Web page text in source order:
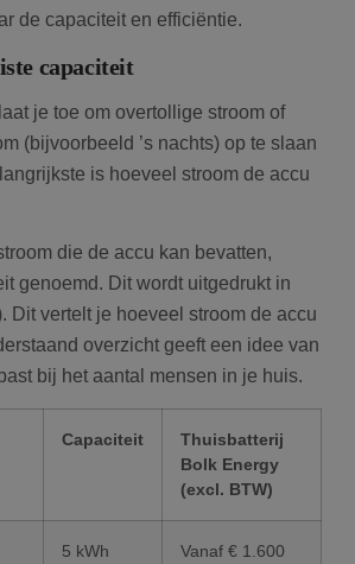
de capaciteit en efficiëntie.
capaciteit
je toe om overtollige stroom of
(bijvoorbeeld ’s nachts) op te slaan
is hoeveel stroom de accu
die de accu kan bevatten,
genoemd. Dit wordt uitgedrukt in
Dit vertelt je hoeveel stroom de accu
overzicht geeft een idee van
bij het aantal mensen in je huis.
Capaciteit
Thuisbatterij
Bolk Energy
(excl. BTW)
5 kWh Vanaf € 1.600